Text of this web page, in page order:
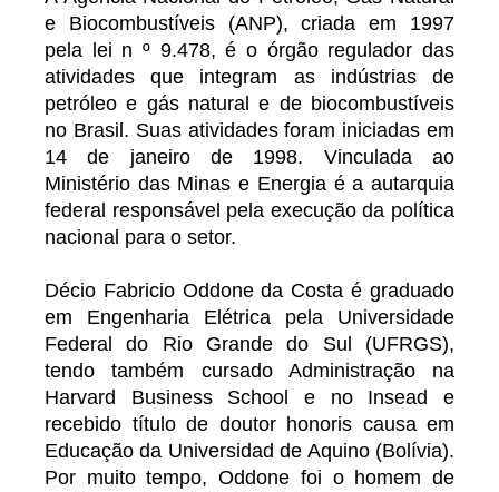
e Biocombustíveis (ANP), criada em 1997
pela lei n º 9.478, é o órgão regulador das
atividades que integram as indústrias de
petróleo e gás natural e de biocombustíveis
no Brasil. Suas atividades foram iniciadas em
14 de janeiro de 1998. Vinculada ao
Ministério das Minas e Energia é a autarquia
federal responsável pela execução da política
nacional para o setor.
Décio Fabricio Oddone da Costa é graduado
em Engenharia Elétrica pela Universidade
Federal do Rio Grande do Sul (UFRGS),
tendo também cursado Administração na
Harvard Business School e no Insead e
recebido título de doutor honoris causa em
Educação da Universidad de Aquino (Bolívia).
Por muito tempo, Oddone foi o homem de